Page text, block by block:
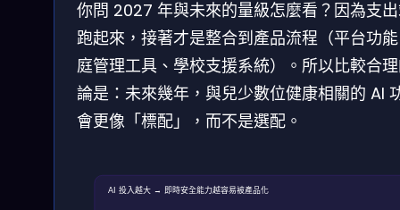
你問 2027 年與未來的量級怎麼看？因為支
跑起來，接著才是整合到產品流程（平台功
庭管理工具、學校支援系統）。所以比較合
論是：未來幾年，與兒少數位健康相關的 AI
會更像「標配」，而不是選配。
AI 投入越大 → 即時安全能力越容易被產品化